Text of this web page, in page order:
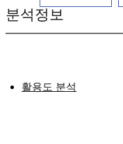
분석정보
활용도 분석